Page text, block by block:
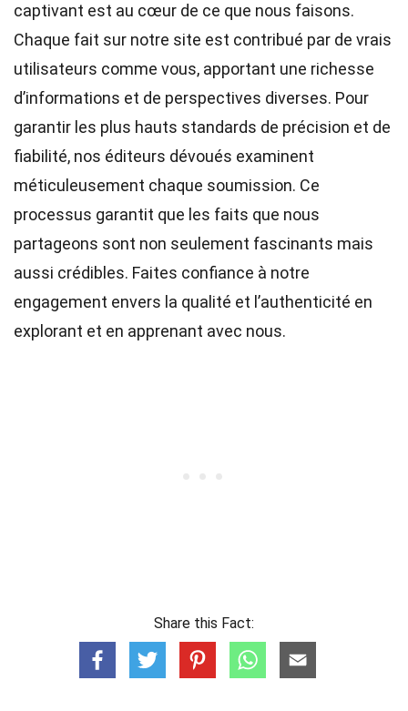
captivant est au cœur de ce que nous faisons.
Chaque fait sur notre site est contribué par de vrais
utilisateurs comme vous, apportant une richesse
d’informations et de perspectives diverses. Pour
garantir les plus hauts standards de précision et de
fiabilité, nos éditeurs dévoués examinent
méticuleusement chaque soumission. Ce
processus garantit que les faits que nous
partageons sont non seulement fascinants mais
aussi crédibles. Faites confiance à notre
engagement envers la qualité et l’authenticité en
explorant et en apprenant avec nous.
Share this Fact: